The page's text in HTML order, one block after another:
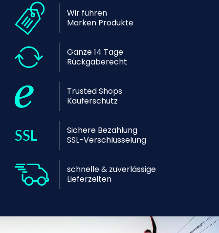
Wir führen
Marken Produkte
Ganze 14 Tage
Rückgaberecht
Trusted Shops
Käuferschutz
Sichere Bezahlung
SSL-Verschlüsselung
schnelle & zuverlässige
Lieferzeiten